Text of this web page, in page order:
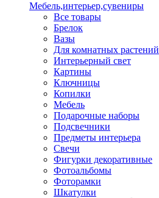
Мебель,интерьер,сувениры
Все товары
Брелок
Вазы
Для комнатных растений
Интерьерный свет
Картины
Ключницы
Копилки
Мебель
Подарочные наборы
Подсвечники
Предметы интерьера
Свечи
Фигурки декоративные
Фотоальбомы
Фоторамки
Шкатулки